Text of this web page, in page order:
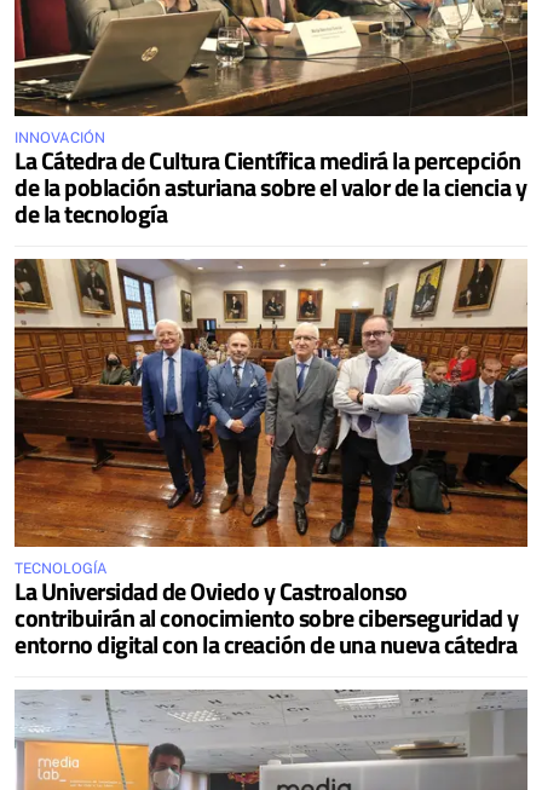
INNOVACIÓN
La Cátedra de Cultura Científica medirá la percepción
de la población asturiana sobre el valor de la ciencia y
de la tecnología
TECNOLOGÍA
La Universidad de Oviedo y Castroalonso
contribuirán al conocimiento sobre ciberseguridad y
entorno digital con la creación de una nueva cátedra